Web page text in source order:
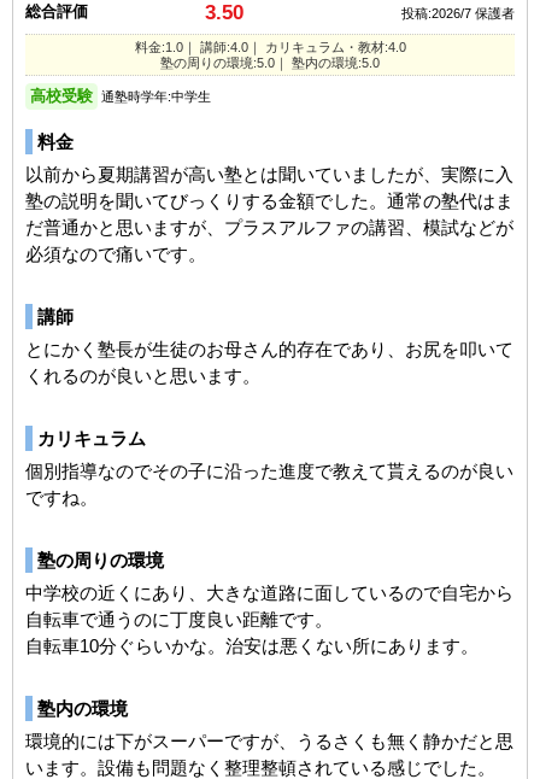
総合評価 3.50 投稿:2026/7 保護者
料金:1.0｜ 講師:4.0｜ カリキュラム・教材:4.0
塾の周りの環境:5.0｜ 塾内の環境:5.0
高校受験 通塾時学年:中学生
料金
以前から夏期講習が高い塾とは聞いていましたが、実際に入
塾の説明を聞いてびっくりする金額でした。通常の塾代はま
だ普通かと思いますが、プラスアルファの講習、模試などが
必須なので痛いです。
講師
とにかく塾長が生徒のお母さん的存在であり、お尻を叩いて
くれるのが良いと思います。
カリキュラム
個別指導なのでその子に沿った進度で教えて貰えるのが良い
ですね。
塾の周りの環境
中学校の近くにあり、大きな道路に面しているので自宅から
自転車で通うのに丁度良い距離です。
自転車10分ぐらいかな。治安は悪くない所にあります。
塾内の環境
環境的には下がスーパーですが、うるさくも無く静かだと思
います。設備も問題なく整理整頓されている感じでした。